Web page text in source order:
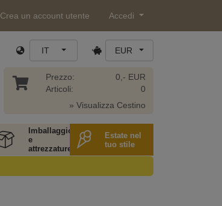
Crea un account utente Accedi
IT EUR
Prezzo:
Articoli:
0,- EUR
0
» Visualizza Cestino
Imballaggio
e
attrezzature
Estate nel
tuo stile